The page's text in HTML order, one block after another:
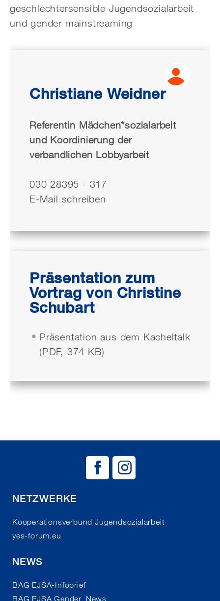
geschlechtersensible Jugendsozialarbeit
und gender mainstreaming
Christiane Weidner
Referentin Mädchen*sozialarbeit
und Koordinierung der
verbandlichen Lobbyarbeit
030 28395 - 317
E-Mail schreiben
Präsentation zum
Vortrag von Christine
Schubart
Präsentation aus dem Kacheltalk
(PDF, 374 KB)
NETZWERKE
Kooperationsverbund Jugendsozialarbeit
yes-forum.eu
NEWS
BAG EJSA-Infobrief
BAG EJSA Gender_News
BAG EJSA